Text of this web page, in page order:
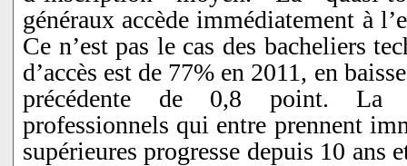
généraux accède immédiatement à
Ce n’est pas le cas des bacheliers
d’accès est de 77% en 2011, en
précédente de 0,8 point. La
professionnels qui entre prennent
supérieures progresse depuis 10 ans